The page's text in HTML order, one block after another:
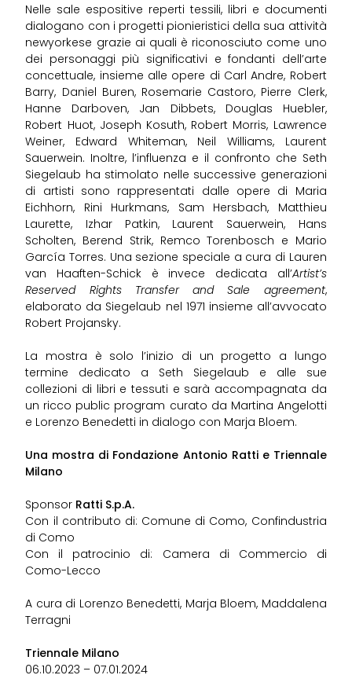
Nelle sale espositive reperti tessili, libri e documenti
dialogano con i progetti pionieristici della sua attività
newyorkese grazie ai quali è riconosciuto come uno
dei personaggi più significativi e fondanti dell’arte
concettuale, insieme alle opere di Carl Andre, Robert
Barry, Daniel Buren, Rosemarie Castoro, Pierre Clerk,
Hanne Darboven, Jan Dibbets, Douglas Huebler,
Robert Huot, Joseph Kosuth, Robert Morris, Lawrence
Weiner, Edward Whiteman, Neil Williams, Laurent
Sauerwein. Inoltre, l’influenza e il confronto che Seth
Siegelaub ha stimolato nelle successive generazioni
di artisti sono rappresentati dalle opere di Maria
Eichhorn, Rini Hurkmans, Sam Hersbach, Matthieu
Laurette, Izhar Patkin, Laurent Sauerwein, Hans
Scholten, Berend Strik, Remco Torenbosch e Mario
García Torres. Una sezione speciale a cura di Lauren
van Haaften-Schick è invece dedicata all’Artist’s
Reserved Rights Transfer and Sale agreement,
elaborato da Siegelaub nel 1971 insieme all’avvocato
Robert Projansky.
La mostra è solo l’inizio di un progetto a lungo
termine dedicato a Seth Siegelaub e alle sue
collezioni di libri e tessuti e sarà accompagnata da
un ricco public program curato da Martina Angelotti
e Lorenzo Benedetti in dialogo con Marja Bloem.
Una mostra di Fondazione Antonio Ratti e Triennale
Milano
Sponsor Ratti S.p.A.
Con il contributo di: Comune di Como, Confindustria
di Como
Con il patrocinio di: Camera di Commercio di
Como-Lecco
A cura di Lorenzo Benedetti, Marja Bloem, Maddalena
Terragni
Triennale Milano
06.10.2023 – 07.01.2024